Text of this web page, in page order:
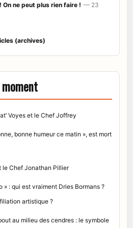
On ne peut plus rien faire ! — 23
(archives)
moment
Voyes et le Chef Joffrey
bonne humeur ce matin », est mort
le Chef Jonathan Pillier
» : qui est vraiment Dries Bormans ?
artistique ?
au milieu des cendres : le symbole